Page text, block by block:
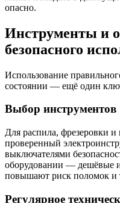
опасно.
Инструменты и
безопасного
Использование
состоянии — ещё один
Выбор инструментов
Для распила, фрезеровки
проверенный
выключателями
оборудовании — дешёвые
повышают риск поломок и
Регулярное